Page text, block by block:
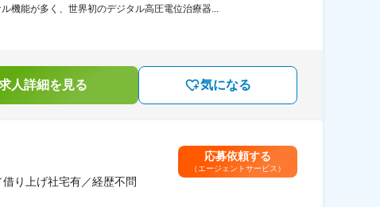
機能が多く、世界初のデジタル高圧電位治療器...
人詳細を見る 気になる
り上げ社宅有／経歴不問
応募依頼する
（エージェントサービス）